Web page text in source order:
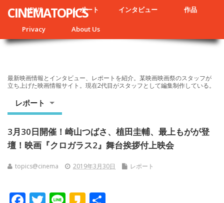
NEWS レポート インタビュー 作品
Privacy About Us
CINEMATOPICS
最新映画情報とインタビュー、レポートを紹介。某映画映画祭のスタッフが
立ち上げた映画情報サイト。現在2代目がスタッフとして編集制作している。
レポート
3月30日開催！崎山つばさ、植田圭輔、最上もがが登
壇！映画『クロガラス2』舞台挨拶付上映会
topics@cinema 2019年3月30日 レポート